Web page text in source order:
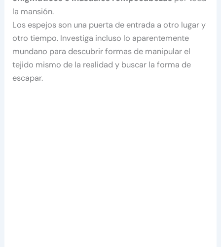
la mansión.
Los espejos son una puerta de entrada a otro lugar y
otro tiempo. Investiga incluso lo aparentemente
mundano para descubrir formas de manipular el
tejido mismo de la realidad y buscar la forma de
escapar.